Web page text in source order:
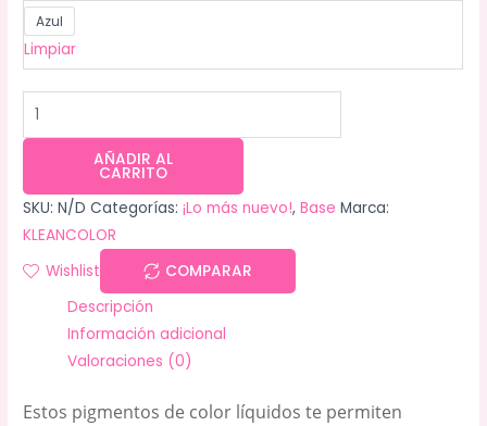
Azul
Limpiar
AÑADIR AL
CARRITO
SKU:N/D Categorías:¡Lo más nuevo!,Base Marca:
KLEANCOLOR
Wishlist
COMPARAR
Descripción
Información adicional
Valoraciones (0)
Estos pigmentos de color líquidos te permiten